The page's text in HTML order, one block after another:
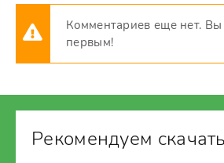
Комментариев еще нет. Вы
первым!
Рекомендуем скачать